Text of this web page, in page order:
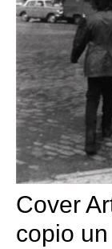
Cover
copio